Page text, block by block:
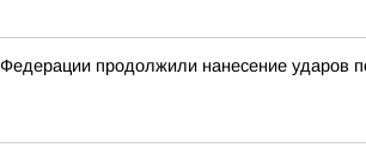
продолжили нанесение ударов